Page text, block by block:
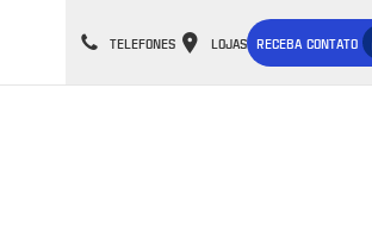
TELEFONES LOJAS RECEBA CONTATO